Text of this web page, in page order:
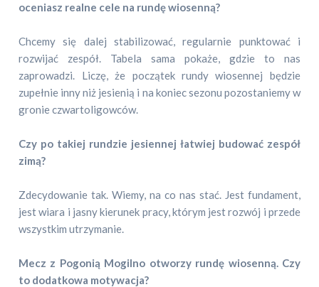
oceniasz realne cele na rundę wiosenną?
Chcemy się dalej stabilizować, regularnie punktować i
rozwijać zespół. Tabela sama pokaże, gdzie to nas
zaprowadzi. Liczę, że początek rundy wiosennej będzie
zupełnie inny niż jesienią i na koniec sezonu pozostaniemy w
gronie czwartoligowców.
Czy po takiej rundzie jesiennej łatwiej budować zespół
zimą?
Zdecydowanie tak. Wiemy, na co nas stać. Jest fundament,
jest wiara i jasny kierunek pracy, którym jest rozwój i przede
wszystkim utrzymanie.
Mecz z Pogonią Mogilno otworzy rundę wiosenną. Czy
to dodatkowa motywacja?